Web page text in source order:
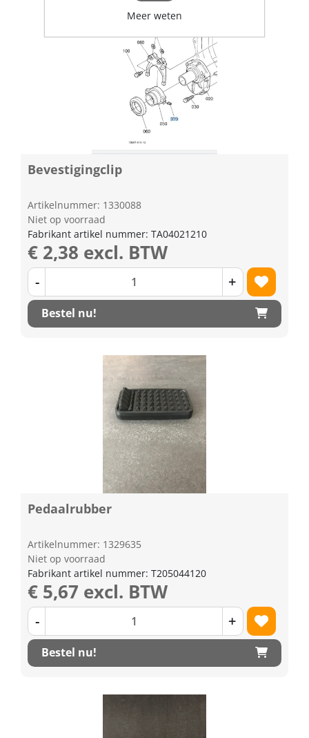
Bevestigingclip
Artikelnummer: 1330088
Niet op voorraad
Fabrikant artikel nummer: TA04021210
€ 2,38 excl. BTW
- +
Bestel nu!
Pedaalrubber
Artikelnummer: 1329635
Niet op voorraad
Fabrikant artikel nummer: T205044120
€ 5,67 excl. BTW
- +
Bestel nu!
Meer weten